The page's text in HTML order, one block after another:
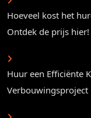
Hoeveel kost het
Ontdek de prijs hier!
Huur een Efficiënte
Verbouwingsproject